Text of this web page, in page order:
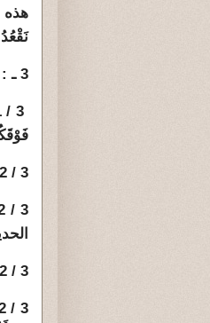
هذه
3 ـ : برازخ السماوات السبع التى تعلو الأرض المادية وبرازخها الست . قال جل وعلا :
فَوْقَكُمْ
3 / 2 : السماء تشمل وتعنى السماوات :
3 / 2 / 2 : (إِنَّ اللَّهَ لاَ يَخْفَىَ عَلَيْهِ شَيْءٌ فِي الأَرْضِ وَلاَ فِي السَّمَاء ) ( آل عمران 5 )